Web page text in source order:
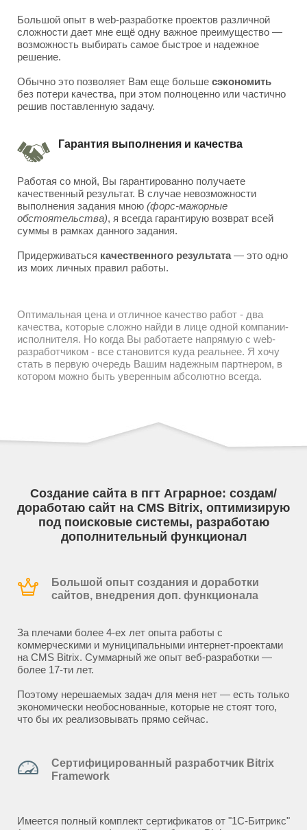
Большой опыт в web-разработке проектов различной
сложности дает мне ещё одну важное преимущество —
возможность выбирать самое быстрое и надежное
решение.
Обычно это позволяет Вам еще больше сэкономить
без потери качества, при этом полноценно или частично
решив поставленную задачу.
Гарантия выполнения и качества
Работая со мной, Вы гарантированно получаете
качественный результат. В случае невозможности
выполнения задания мною (форс-мажорные
обстоятельства), я всегда гарантирую возврат всей
суммы в рамках данного задания.
Придерживаться качественного результата— это одно
из моих личных правил работы.
Оптимальная цена и отличное качество работ - два
качества, которые сложно найди в лице одной компании-
исполнителя. Но когда Вы работаете напрямую с web-
разработчиком - все становится куда реальнее. Я хочу
стать в первую очередь Вашим надежным партнером, в
котором можно быть уверенным абсолютно всегда.
Создание сайта в пгт Аграрное: создам/
доработаю сайт на CMS Bitrix, оптимизирую
под поисковые системы, разработаю
дополнительный функционал
Большой опыт создания и доработки
сайтов, внедрения доп. функционала
За плечами более 4-ех лет опыта работы с
коммерческими и муниципальными интернет-проектами
на CMS Bitrix. Суммарный же опыт веб-разработки —
более 17-ти лет.
Поэтому нерешаемых задач для меня нет — есть только
экономически необоснованные, которые не стоят того,
что бы их реализовывать прямо сейчас.
Сертифицированный разработчик Bitrix
Framework
Имеется полный комплект сертификатов от "1С-Битрикс"